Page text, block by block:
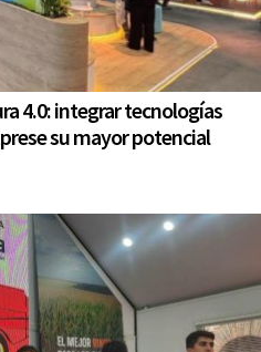
4.0: integrar tecnologías
su mayor potencial